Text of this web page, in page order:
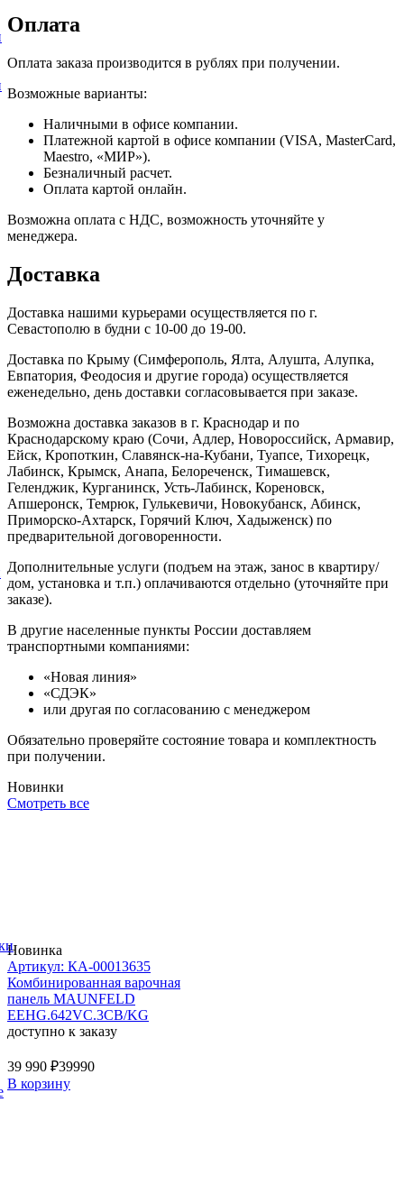
Оплата
Оплата заказа производится в рублях при получении.
Возможные варианты:
Наличными в офисе компании.
Платежной картой в офисе компании (VISA, MasterCard,
Maestro, «МИР»).
Безналичный расчет.
Оплата картой онлайн.
Возможна оплата с НДС, возможность уточняйте у
менеджера.
Доставка
Доставка нашими курьерами осуществляется по г.
Севастополю в будни с 10-00 до 19-00.
Доставка по Крыму (Симферополь, Ялта, Алушта, Алупка,
Евпатория, Феодосия и другие города) осуществляется
еженедельно, день доставки согласовывается при заказе.
Возможна доставка заказов в г. Краснодар и по
Краснодарскому краю (Сочи, Адлер, Новороссийск, Армавир,
Ейск, Кропоткин, Славянск-на-Кубани, Туапсе, Тихорецк,
Лабинск, Крымск, Анапа, Белореченск, Тимашевск,
Геленджик, Курганинск, Усть-Лабинск, Кореновск,
Апшеронск, Темрюк, Гулькевичи, Новокубанск, Абинск,
Приморско-Ахтарск, Горячий Ключ, Хадыженск) по
предварительной договоренности.
Дополнительные услуги (подъем на этаж, занос в квартиру/
дом, установка и т.п.) оплачиваются отдельно (уточняйте при
заказе).
В другие населенные пункты России доставляем
транспортными компаниями:
«Новая линия»
«СДЭК»
или другая по согласованию с менеджером
Обязательно проверяйте состояние товара и комплектность
при получении.
Новинки
Смотреть все
Новинка
Артикул: КА-00013635
Комбинированная варочная
панель MAUNFELD
EEHG.642VC.3CB/KG
доступно к заказу
39 990 ₽39990
В корзину